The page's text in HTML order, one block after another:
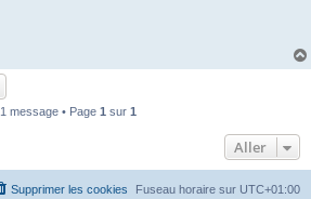
1 message • Page 1 sur 1
Aller
Fuseau horaire sur UTC+01:00
Supprimer les cookies